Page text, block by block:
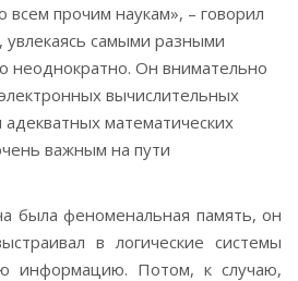
всем прочим наукам», – говорил
увлекаясь самыми разными
неоднократно. Он внимательно
вычислительных
математических
важным на пути
была феноменальная память, он
в логические системы
информацию. Потом, к случаю,